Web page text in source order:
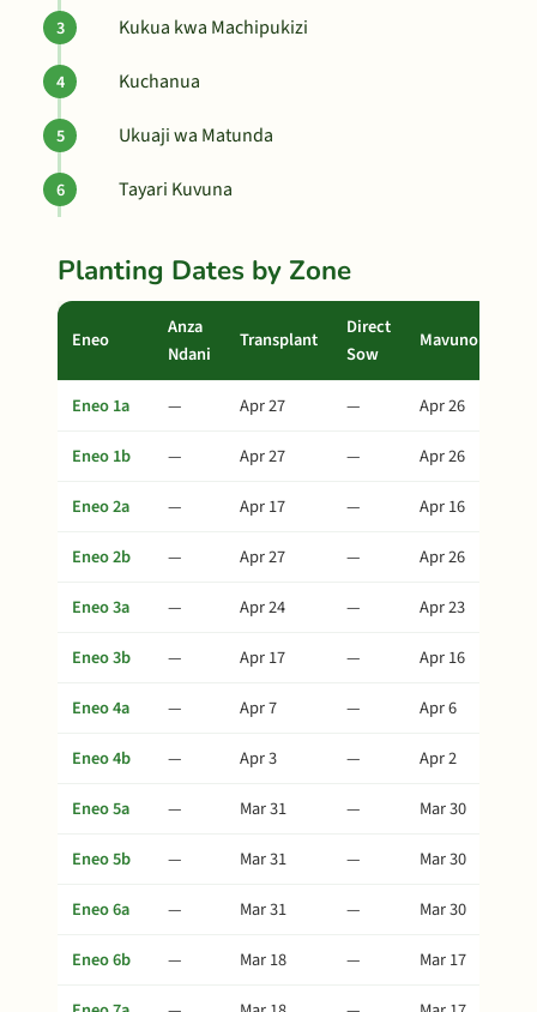
Kukua kwa Machipukizi
Kuchanua
Ukuaji wa Matunda
Tayari Kuvuna
Planting Dates by Zone
Eneo
Anza
Ndani
Transplant
Direct
Sow
Mavuno
Eneo 1a — Apr 27 —
Apr 26
Eneo 1b
— Apr 27 —
Apr 26
Eneo 2a
— Apr 17 —
Apr 16
Eneo 2b
— Apr 27 —
Apr 26
Eneo 3a
— Apr 24 —
Apr 23
Eneo 3b
— Apr 17 —
Apr 16
Eneo 4a
— Apr 7 —
Apr 6
Eneo 4b
— Apr 3 —
Apr 2
Eneo 5a
— Mar 31 —
Mar 30
Eneo 5b
— Mar 31 —
Mar 30
Eneo 6a
— Mar 31 —
Mar 30
Eneo 6b
— Mar 18 —
Mar 17